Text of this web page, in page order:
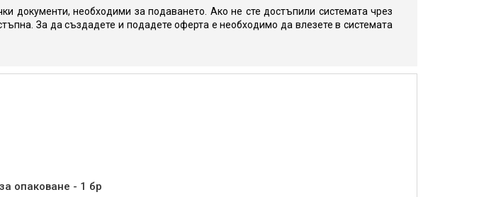
документи, необходими за подаването. Ако не сте достъпили системата чрез
За да създадете и подадете оферта е необходимо да влезете в системата
опаковане - 1 бр